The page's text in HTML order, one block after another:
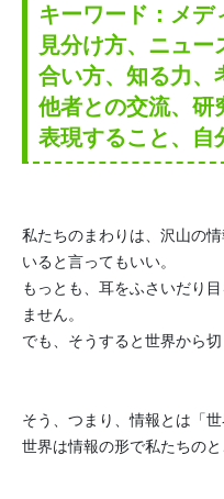
キーワード：メデ
見分け方、ニュー
合い方、知る力、
他者との交流、研
表現すること、 自
私たちのまわりは、沢山の情
いると言ってもいい。
もっとも、 耳をふさいだり
ません。
でも、そうすると世界から
そう、つまり、情報とは「世
世界は情報の形で私たちのと